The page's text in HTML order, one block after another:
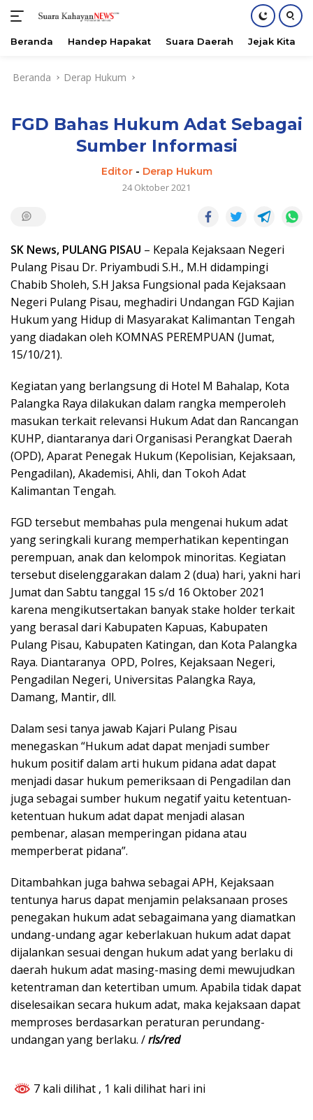
Beranda Handep Hapakat Suara Daerah Jejak Kita
Beranda Derap Hukum
FGD Bahas Hukum Adat Sebagai
Sumber Informasi
Editor- Derap Hukum
24 Oktober 2021
SK News, PULANG PISAU – Kepala Kejaksaan Negeri
Pulang Pisau Dr. Priyambudi S.H., M.H didampingi
Chabib Sholeh, S.H Jaksa Fungsional pada Kejaksaan
Negeri Pulang Pisau, meghadiri Undangan FGD Kajian
Hukum yang Hidup di Masyarakat Kalimantan Tengah
yang diadakan oleh KOMNAS PEREMPUAN (Jumat,
15/10/21).
Kegiatan yang berlangsung di Hotel M Bahalap, Kota
Palangka Raya dilakukan dalam rangka memperoleh
masukan terkait relevansi Hukum Adat dan Rancangan
KUHP, diantaranya dari Organisasi Perangkat Daerah
(OPD), Aparat Penegak Hukum (Kepolisian, Kejaksaan,
Pengadilan), Akademisi, Ahli, dan Tokoh Adat
Kalimantan Tengah.
FGD tersebut membahas pula mengenai hukum adat
yang seringkali kurang memperhatikan kepentingan
perempuan, anak dan kelompok minoritas. Kegiatan
tersebut diselenggarakan dalam 2 (dua) hari, yakni hari
Jumat dan Sabtu tanggal 15 s/d 16 Oktober 2021
karena mengikutsertakan banyak stake holder terkait
yang berasal dari Kabupaten Kapuas, Kabupaten
Pulang Pisau, Kabupaten Katingan, dan Kota Palangka
Raya. Diantaranya OPD, Polres, Kejaksaan Negeri,
Pengadilan Negeri, Universitas Palangka Raya,
Damang, Mantir, dll.
Dalam sesi tanya jawab Kajari Pulang Pisau
menegaskan “Hukum adat dapat menjadi sumber
hukum positif dalam arti hukum pidana adat dapat
menjadi dasar hukum pemeriksaan di Pengadilan dan
juga sebagai sumber hukum negatif yaitu ketentuan-
ketentuan hukum adat dapat menjadi alasan
pembenar, alasan memperingan pidana atau
memperberat pidana”.
Ditambahkan juga bahwa sebagai APH, Kejaksaan
tentunya harus dapat menjamin pelaksanaan proses
penegakan hukum adat sebagaimana yang diamatkan
undang-undang agar keberlakuan hukum adat dapat
dijalankan sesuai dengan hukum adat yang berlaku di
daerah hukum adat masing-masing demi mewujudkan
ketentraman dan ketertiban umum. Apabila tidak dapat
diselesaikan secara hukum adat, maka kejaksaan dapat
memproses berdasarkan peraturan perundang-
undangan yang berlaku. /rls/red
7 kali dilihat , 1 kali dilihat hari ini